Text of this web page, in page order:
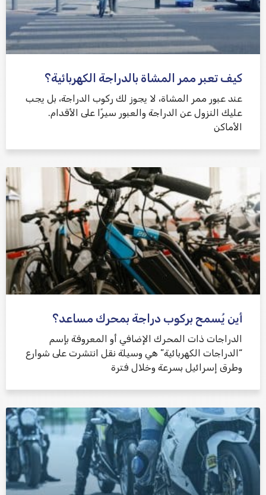
كيف تعبر ممر المشاة بالدراجة الكهربائية؟
عند عبور ممر المشاة، لا يجوز لك ركوب الدراجة، بل يجب
عليك النزول عن الدراجة والعبور سيرًا على الأقدام.
الأماكن
أين يُسمح بركوب دراجة بمحرك مساعد؟
الدراجات ذات المحرك الإضافي أو المعروفة بإسم
“الدراجات الكهربائية” هي وسيلة نقل انتشرت على شوارع
وطرق إسرائيل بسرعة وخلال فترة